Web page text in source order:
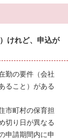
けれど、申込が
勤の要件（会社
ること）がある
市町村の保育担
切り日が異なる
申請期間内に申